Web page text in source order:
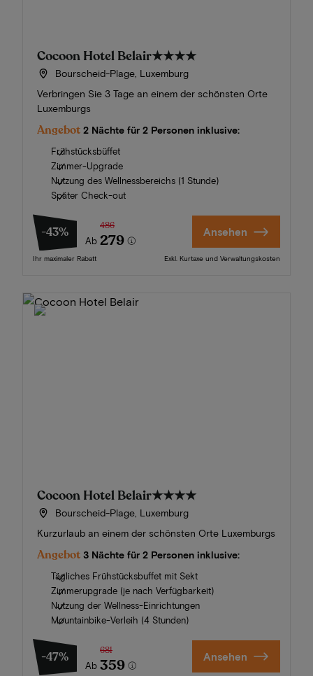
Cocoon Hotel Belair★★★★
Bourscheid-Plage, Luxemburg
Verbringen Sie 3 Tage an einem der schönsten Orte
Luxemburgs
Angebot 2 Nächte für 2 Personen inklusive:
Frühstücksbüffet
Zimmer-Upgrade
Nutzung des Wellnessbereichs (1 Stunde)
Später Check-out
-43%
Ab
486
279
Ihr maximaler Rabatt
Ansehen
Exkl. Kurtaxe und Verwaltungskosten
Cocoon Hotel Belair★★★★
Bourscheid-Plage, Luxemburg
Kurzurlaub an einem der schönsten Orte Luxemburgs
Angebot 3 Nächte für 2 Personen inklusive:
Tägliches Frühstücksbuffet mit Sekt
Zimmerupgrade (je nach Verfügbarkeit)
Nutzung der Wellness-Einrichtungen
Mountainbike-Verleih (4 Stunden)
-47%
Ab
681
359 Ansehen